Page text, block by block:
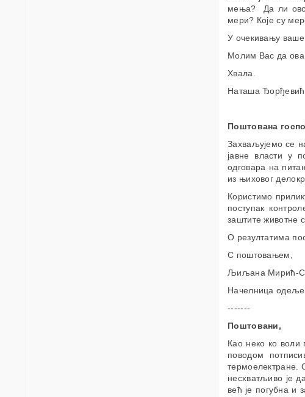
мења? Да ли ово
мери? Које су
У очекивању
Молим Вас да ова
Хвала.
Наташа Ђорђевић
Поштована
Захваљујемо се
јавне власти у
одговара на
из њиховог
Користимо
поступак
заштите животне
О резултатима
С поштовањем,
Љиљана Мирић-
Начелница
-------
Поштовани,
Као неко ко воли
поводом
термоелектране.
несхватљиво је
већ је погубна и